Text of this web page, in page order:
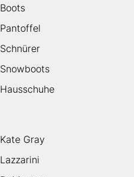
Boots
Pantoffel
Schnürer
Snowboots
Hausschuhe
Kate Gray
Lazzarini